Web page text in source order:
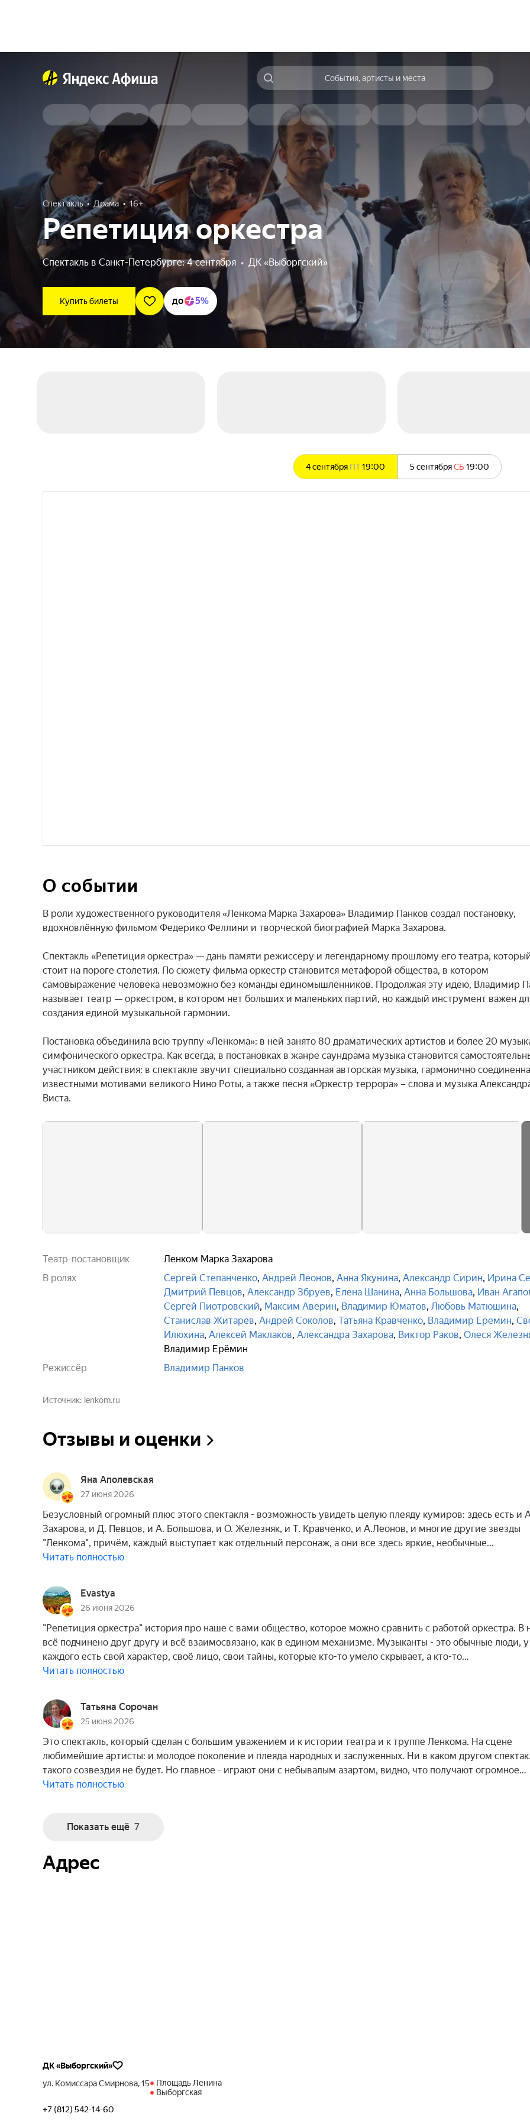
События, артисты и места
Спектакль Драма 16+
Репетиция оркестра
Спектакль в Санкт-Петербурге: 4 сентября • ДК «Выборгский»
Купить билеты до 5%
4 сентября ПТ19:00 5 сентябряСБ 19:00
О событии
В роли художественного руководителя «Ленкома Марка Захарова» Владимир Панков создал постановку,
вдохновлённую фильмом Федерико Феллини и творческой биографией Марка Захарова.
Спектакль «Репетиция оркестра» — дань памяти режиссеру и легендарному прошлому его театра,
стоит на пороге столетия. По сюжету фильма оркестр становится метафорой общества, в котором
самовыражение человека невозможно без команды единомышленников. Продолжая эту идею, Владимир
называет театр — оркестром, в котором нет больших и маленьких партий, но каждый инструмент важен
создания единой музыкальной гармонии.
Постановка объединила всю труппу «Ленкома»: в ней занято 80 драматических артистов и более 20
симфонического оркестра. Как всегда, в постановках в жанре саундрама музыка становится
участником действия: в спектакле звучит специально созданная авторская музыка, гармонично
известными мотивами великого Нино Роты, а также песня «Оркестр террора» – слова и музыка
Виста.
Театр-постановщик
Ленком Марка Захарова
В ролях
Сергей Степанченко, Андрей Леонов, Анна Якунина, Александр Сирин, Ирина
Дмитрий Певцов, Александр Збруев, Елена Шанина, Анна Большова, Иван
Сергей Пиотровский, Максим Аверин, Владимир Юматов, Любовь Матюшина,
Станислав Житарев, Андрей Соколов, Татьяна Кравченко, Владимир Еремин,
Илюхина, Алексей Маклаков, Александра Захарова, Виктор Раков, Олеся
Владимир Ерёмин
Режиссёр
Владимир Панков
Источник lenkom.ru
Отзывы и оценки
Яна Аполевская
27 июня 2026
Безусловный огромный плюс этого спектакля - возможность увидеть целую плеяду кумиров: здесь есть и
Захарова, и Д. Певцов, и А. Большова, и О. Железняк, и Т. Кравченко, и А.Леонов, и многие другие звезды
"Ленкома", причём, каждый выступает как отдельный персонаж, а они все здесь яркие, необычные…
Читать полностью
Evastya
26 июня 2026
"Репетиция оркестра" история про наше с вами общество, которое можно сравнить с работой оркестра. В
всё подчинено друг другу и всё взаимосвязано, как в едином механизме. Музыканты - это обычные люди, у
каждого есть свой характер, своё лицо, свои тайны, которые кто-то умело скрывает, а кто-то…
Читать полностью
Татьяна Сорочан
25 июня 2026
Это спектакль, который сделан с большим уважением и к истории театра и к труппе Ленкома. На сцене
любимейшие артисты: и молодое поколение и плеяда народных и заслуженных. Ни в каком другом
такого созвездия не будет. Но главное - играют они с небывалым азартом, видно, что получают огромное…
Читать полностью
Показать ещё 7
Адрес
ДК «Выборгский»
ул. Комиссара Смирнова, 15
Площадь Ленина
Выборгская
+7 (812) 542-14-60